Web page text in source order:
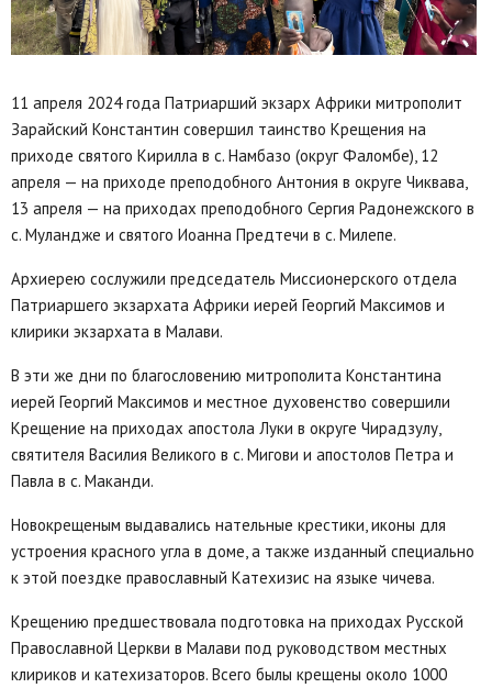
11 апреля 2024 года Патриарший экзарх Африки митрополит
Зарайский Константин совершил таинство Крещения на
приходе святого Кирилла в с. Намбазо (округ Фаломбе), 12
апреля — на приходе преподобного Антония в округе Чиквава,
13 апреля — на приходах преподобного Сергия Радонежского в
с. Муландже и святого Иоанна Предтечи в с. Милепе.
Архиерею сослужили председатель Миссионерского отдела
Патриаршего экзархата Африки иерей Георгий Максимов и
клирики экзархата в Малави.
В эти же дни по благословению митрополита Константина
иерей Георгий Максимов и местное духовенство совершили
Крещение на приходах апостола Луки в округе Чирадзулу,
святителя Василия Великого в с. Мигови и апостолов Петра и
Павла в с. Маканди.
Новокрещеным выдавались нательные крестики, иконы для
устроения красного угла в доме, а также изданный специально
к этой поездке православный Катехизис на языке чичева.
Крещению предшествовала подготовка на приходах Русской
Православной Церкви в Малави под руководством местных
клириков и катехизаторов. Всего былы крещены около 1000